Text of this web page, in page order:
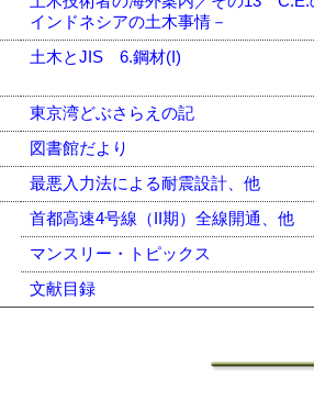
インドネシアの土木事情－
土木とJIS 6.鋼材(I)
東京湾どぶさらえの記
図書館だより
最悪入力法による耐震設計、他
首都高速4号線（II期）全線開通、他
マンスリー・トピックス
文献目録